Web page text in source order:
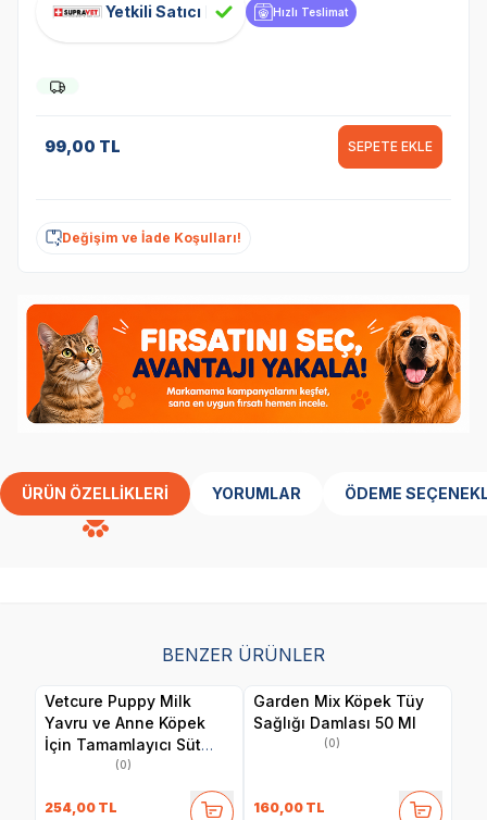
Yetkili Satıcı Hızlı Teslimat
99,00 TL SEPETE EKLE
Değişim ve İade Koşulları!
ÜRÜN ÖZELLIKLERI YORUMLAR ÖDEME
BENZER ÜRÜNLER
Vetcure Puppy Milk
Yavru ve Anne Köpek
İçin Tamamlayıcı Süt
Tozu Takviyesi 200 gr
(0)
254,00 TL
Garden Mix Köpek Tüy
Sağlığı Damlası 50 Ml
(0)
160,00 TL